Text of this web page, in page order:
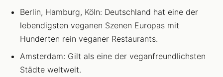
Berlin, Hamburg, Köln: Deutschland hat eine der
lebendigsten veganen Szenen Europas mit
Hunderten rein veganer Restaurants.
Amsterdam: Gilt als eine der veganfreundlichsten
Städte weltweit.